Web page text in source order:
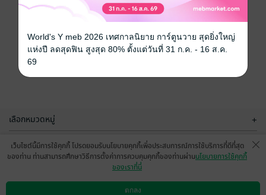
เลือกหมวดหมู่ +
บริการช่วยเหลือ +
เว็บไซต์นี้มีการใช้คุกกี้ โปรดยอมรับนโยบายคุกกี้เพื่อประสบการณ์การใช้บริการที่ดีที่สุด
ของท่าน ท่านสามารถศึกษาวิธีการตั้งค่าการควบคุมคุกกี้ของท่านผ่านนโยบายการใช้คุกกี้
ของเราที่นี่
ตกลง
World's Y meb 2026 เทศกาลนิยาย การ์ตูนวาย สุดยิ่งใหญ่
แห่งปี ลดสุดฟิน สูงสุด 80% ตั้งแต่วันที่ 31 ก.ค. - 16 ส.ค.
69